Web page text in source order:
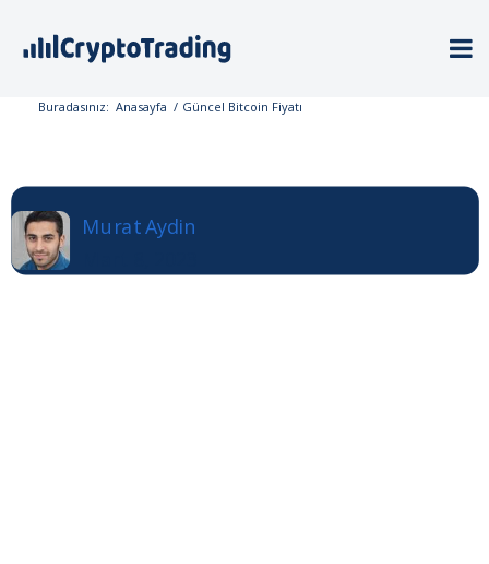
Buradasınız: Anasayfa / Güncel Bitcoin Fiyatı
Murat Aydin